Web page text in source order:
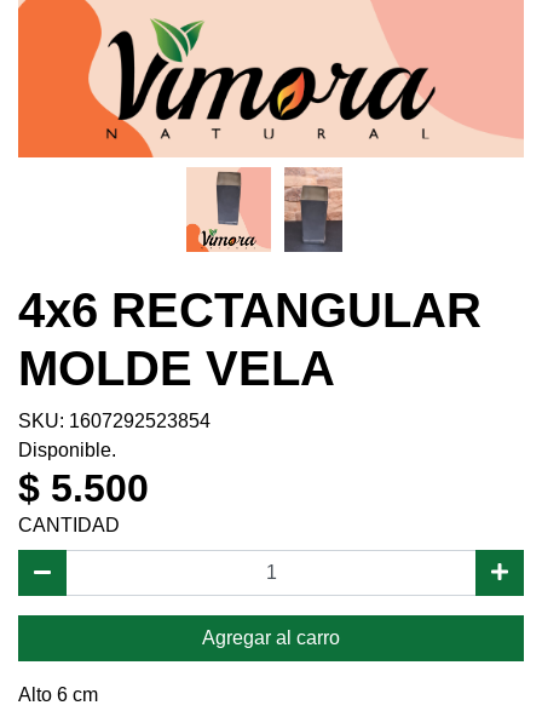
4x6 RECTANGULAR
MOLDE VELA
SKU: 1607292523854
Disponible.
$ 5.500
CANTIDAD
Agregar al carro
Alto 6 cm